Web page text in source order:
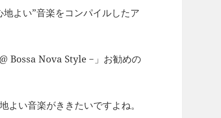
よい”音楽をコンパイルしたア
Bossa Nova Style −」お勧めの
よい音楽がききたいですよね。